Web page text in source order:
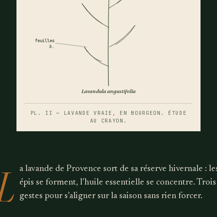
feuilles
b.
Lavandula angustifolia
PL. II — LAVANDE VRAIE, EN BOURGEON. ÉTUDE
AU CRAYON.
a lavande de Provence sort de sa réserve hivernale :
épis se forment, l’huile essentielle se concentre. Trois
gestes pour s’aligner sur la saison sans rien forcer.